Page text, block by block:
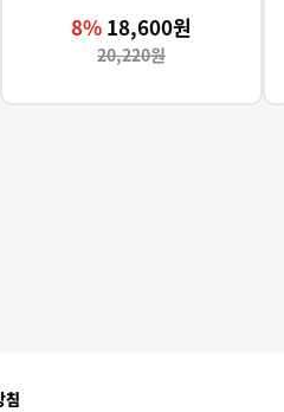
8% 18,600원
20,220원
침